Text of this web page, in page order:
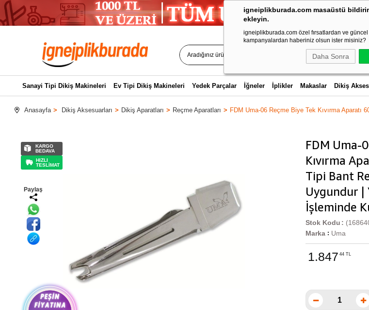
igneiplikburada.com masaüstü
ekleyin.
igneiplikburada.com özel fırsatlardan ve güncel
kampanyalardan haberiniz olsun ister misiniz?
Daha Sonra
Sanayi Tipi Dikiş Makineleri Ev Tipi Dikiş Makineleri Yedek Parçalar İğneler İplikler Makaslar Dikiş
Anasayfa Dikiş Aksesuarları Dikiş Aparatları Reçme Aparatları FDM Uma-06 Reçme Biye Tek Kıvırma
KARGO
BEDAVA
HIZLI
TESLİMAT
Paylaş
FDM Uma-
Kıvırma
Tipi Bant
Uygundur |
İşleminde
Stok Kodu
Marka : Uma
1.847 44 TL